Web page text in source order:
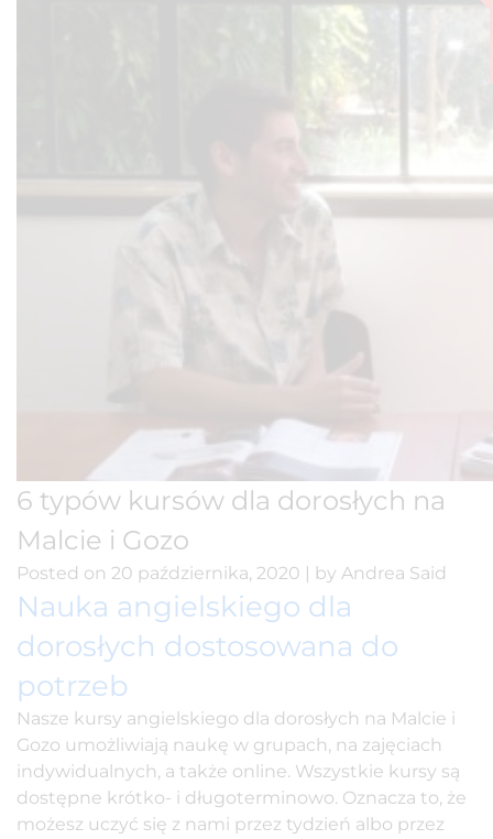
6 typów kursów dla dorosłych na
Malcie i Gozo
Posted on 20 października, 2020 | by Andrea Said
Nauka angielskiego dla
dorosłych dostosowana do
potrzeb
Nasze kursy angielskiego dla dorosłych na Malcie i
Gozo umożliwiają naukę w grupach, na zajęciach
indywidualnych, a także online. Wszystkie kursy są
dostępne krótko- i długoterminowo. Oznacza to, że
możesz uczyć się z nami przez tydzień albo przez